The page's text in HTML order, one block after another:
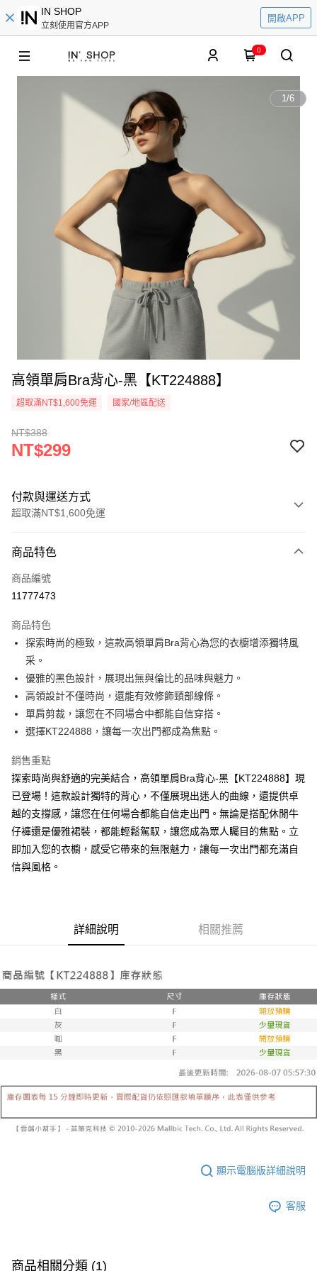
IN SHOP
立刻使用官方APP
開啟APP
0
1/6
高領單肩Bra背心-黑【KT224888】
超取滿NT$1,600免運 國家/地區配送
NT$388
NT$299
付款與運送方式
超取滿NT$1,600免運
信用卡一次付款
超商取貨付款
Apple Pay
街口支付
Google Pay
大哥付你分期
相關說明
1.本服務由台灣大哥大提供，台灣大哥大用戶可立即使用無須另外申請。
2.付款方式選擇「大哥付你分期」，訂單成立後會自動跳轉到大哥付的交易
流程，驗證手機門號後，選擇欲分期的期數、繳款截止日，確認付款後即完
成交易。
3.實際核准額度、可分期數及費用金額請依後續交易確認頁面所載為準。
4.訂單成立30分鐘內，如未前往確認交易或遇審核未通過，訂單將自動取
法說明評估內容。
【繳款方式說明】
用戶於交易時，得透過本服務購買商品或服務，並由商店將買賣／分期付款
買賣價金債權讓與本公司後，依約使用本公司帳單繳交帳款。
2.基於同意付款使用「大哥付你分期」之契約關係目的，商店將以您的個人
資料（包含姓名、電話或地址）提供予台灣大哥大進項蒐集、處理及利用，
由本公司與您本人進行分期帳單所需資料之確認、核對及更正。
AFTEE先享後付
相關說明
【關於「AFTEE先享後付」】
AFTEE先享後付是「在收到商品之後才付款」的支付方式。 讓您購物簡單
便利好安心！
１．簡單：不需註冊會員、不需綁卡、不需儲值。
２．便利：只要手機號碼，簡訊認證，即可結帳。
２．訂單成立數日內，您將收到繳費通知簡訊。
３．收到繳費通知簡訊後14天內，點擊此簡訊中的連結，可透過四大超商／
ATM／網路銀行／等多元方式進行付款，方視為交易完成。
購買商品的店家。未經商家同意取消之訂單仍視為有效，需透過AFTEE先享
後付繳納相關費用。
※ 交易是否成功請以「AFTEE先享後付 」之結帳頁面顯示為準，若有關於
是否繳費成功／繳費後需取消欲退款等相關疑問，請聯繫「AFTEE先享後付
客戶支援中心」
https://netprotections.freshdesk.com/support/home
【注意事項】
易，需依本服務之必要範圍內提供個人資料，並將交易相關給付款項請求債
權轉讓予恩沛科技股份有限公司。
２．關於個人資料處理事宜，請瀏覽以下網址：
３．未成年的使用者請事先徵得法定代理人或監護人之同意方可使用
４．使用「AFTEE先享後付」時，將依據個別帳號之用戶狀況，依本公司即
時審查核予不同之上限額度；若仍有額度不足之情形，本公司將視審查結果
５．嚴禁一人註冊多個帳號或使用他人資訊註冊。若發現惡意使用之情形，
全家取貨付款
每筆NT$60，滿NT$1,600(含以上)免運費
每筆NT$10,000
已關閉，請勿下單(付取)
每筆NT$10,000
7-11取貨付款
付款後7-11取貨
商品特色
商品編號
11777473
商品特色
探索時尚的極致，這款高領單肩Bra背心為您的衣櫥增添獨特風
采。
優雅的黑色設計，展現出無與倫比的品味與魅力。
高領設計不僅時尚，還能有效修飾頸部線條。
單肩剪裁，讓您在不同場合中都能自信穿搭。
選擇KT224888，讓每一次出門都成為焦點。
銷售重點
探索時尚與舒適的完美結合，高領單肩Bra背心-黑【KT224888】現
已登場！這款設計獨特的背心，不僅展現出迷人的曲線，還提供卓
越的支撐感，讓您在任何場合都能自信走出門。無論是搭配休閒牛
仔褲還是優雅裙裝，都能輕鬆駕馭，讓您成為眾人矚目的焦點。立
即加入您的衣櫥，感受它帶來的無限魅力，讓每一次出門都充滿自
信與風格。
詳細說明 相關推薦
顯示電腦版詳細說明
客服
商品相關分類 (1)